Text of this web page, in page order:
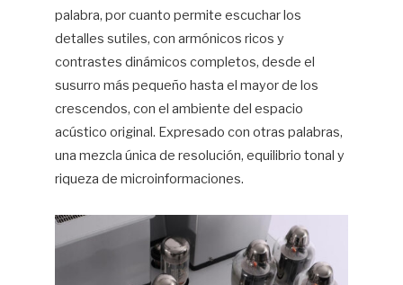
palabra, por cuanto permite escuchar los
detalles sutiles, con armónicos ricos y
contrastes dinámicos completos, desde el
susurro más pequeño hasta el mayor de los
crescendos, con el ambiente del espacio
acústico original. Expresado con otras palabras,
una mezcla única de resolución, equilibrio tonal y
riqueza de microinformaciones.